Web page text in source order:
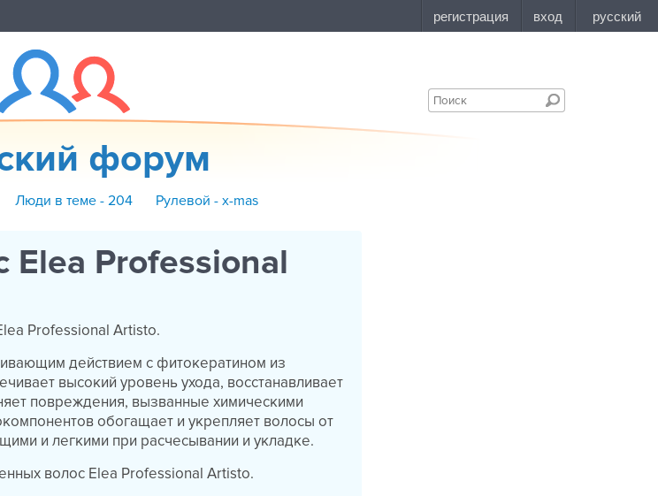
форум
Люди в теме - 204 Рулевой - x-mas
Elea Professional
Professional Artisto.
действием с фитокератином из
высокий уровень ухода, восстанавливает
повреждения, вызванные химическими
обогащает и укрепляет волосы от
и легкими при расчесывании и укладке.
волос Elea Professional Artisto.